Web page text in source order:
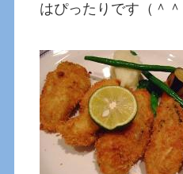
はぴったりです（＾＾